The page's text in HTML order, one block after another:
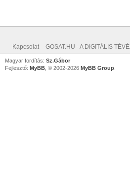
Kapcsolat GOSAT.HU - A DIGITÁLIS
Magyar fordítás: Sz.Gábor
Fejlesztő: MyBB , © 2002-2026 MyBB Group